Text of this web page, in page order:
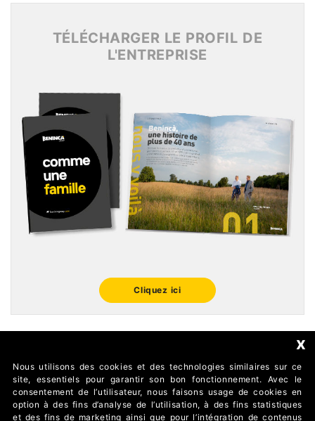
Archives 2015
TÉLÉCHARGER LE PROFIL DE
L'ENTREPRISE
Cliquez ici
FOLLOW US
x
Nous utilisons des cookies et des technologies similaires sur ce
site, essentiels pour garantir son bon fonctionnement. Avec le
consentement de l’utilisateur, nous faisons usage de cookies en
option à des fins d’analyse de l’utilisation, à des fins statistiques
et des fins de marketing ainsi que pour l’intégration de contenus